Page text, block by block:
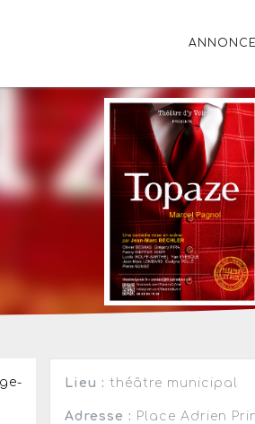
Lieu : théâtre municipal
Adresse : Place Adrien